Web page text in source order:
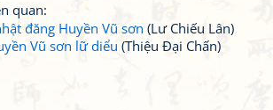
quan:
đăng Huyền Vũ sơn (Lư Chiếu Lân)
Vũ sơn lữ diểu (Thiệu Đại Chấn)